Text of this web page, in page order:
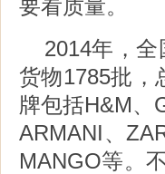
要看质量。
2014年，
货物1785批，
牌包括H&M、
ARMANI、
MANGO等。